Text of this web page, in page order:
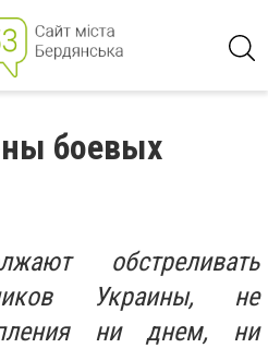
боевых
обстреливать
Украины, не
ни днем, ни